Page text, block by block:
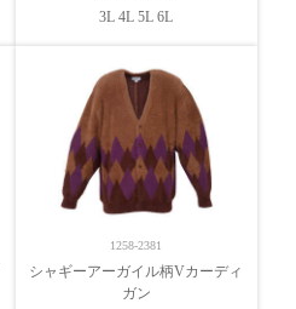
3L 4L 5L 6L
1258-2381
シャギーアーガイル柄Vカーディ
ガン